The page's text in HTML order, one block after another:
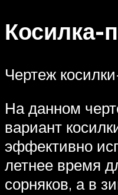
Косилка-
Чертеж
На данном
вариант
эффективно
летнее время
сорняков, а в